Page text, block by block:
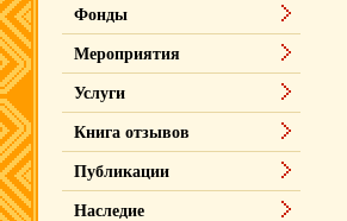
Фонды
Мероприятия
Услуги
Книга отзывов
Публикации
Наследие